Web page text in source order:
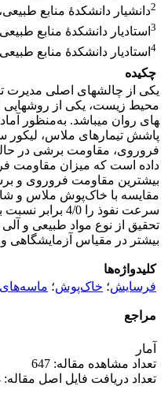
2دانشیار دانشکدۀ منابع
3 استادیار دانشکدۀ منابع
4 استادیار دانشکدۀ منابع
چکیده
یکی از چالش­های اصلی مدیرت
فروروی، مقاومت برشی در
مقایسه با خاک‌پوش ملاس و
سرعت نفوذ
تحقیق از نوع مواد طبیعی و
بیشتر در مقیاس
کلیدواژه‌ها
فرسایش؛ خاک‌پوش؛
مراجع
آمار
تعداد مشاهده مقاله: 647
تعداد دریافت فایل اصل مقاله: 604